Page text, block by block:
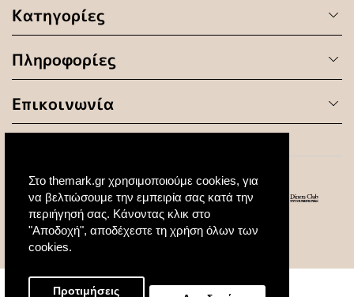
Στο themark.gr χρησιμοποιούμε cookies, για
να βελτιώσουμε την εμπειρία σας κατά την
περιήγησή σας. Κάνοντας κλικ στο
"Αποδοχή", αποδέχεστε τη χρήση όλων των
cookies.
Προτιμήσεις
Κατηγορίες
Πληροφορίες
Επικοινωνία
© 2020 All Rights Reserved. Created by